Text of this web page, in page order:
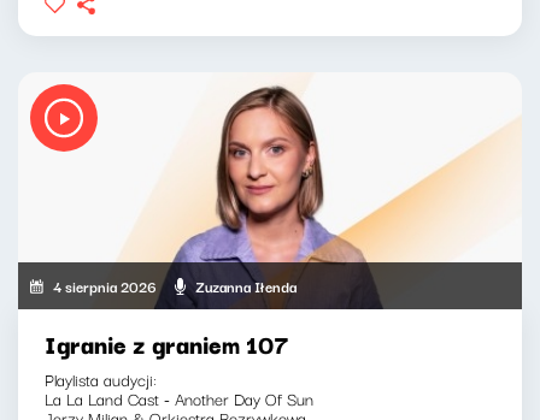
4 sierpnia 2026 Zuzanna Iłenda
Igranie z graniem 107
Playlista audycji:
La La Land Cast - Another Day Of Sun